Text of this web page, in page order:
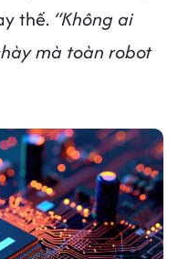
thế. “Không ai
mà toàn robot